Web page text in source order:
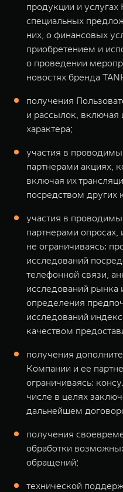
продукции и
специальных
них, о финансовых
приобретением и
о проведении
новостях бренда
получения
и рассылок,
характера;
участия в
партнерами акциях,
включая их
посредством других
участия в
партнерами
не ограничиваясь:
исследований
телефонной связи,
исследований рынка
определения
исследований
качеством
получения
Компании и ее
ограничиваясь:
числе в целях
дальнейшем
получения
обработки
обращений;
технической